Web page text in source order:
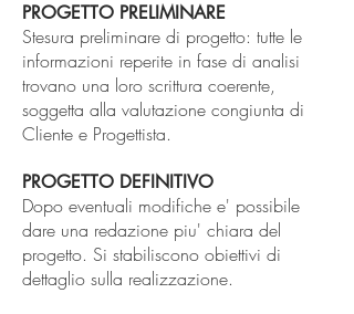
​​PROGETTO PRELIMINARE
​Stesura preliminare di progetto: tutte le
informazioni reperite in fase di analisi
trovano una loro scrittura coerente,
soggetta alla valutazione congiunta di
Cliente e Progettista.
PROGETTO DEFINITIVO
​Dopo eventuali modifiche e' possibile
dare una redazione piu' chiara del
progetto. Si stabiliscono obiettivi di
dettaglio sulla realizzazione.